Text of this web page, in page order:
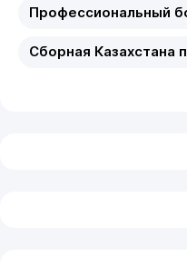
Профессиональный
Сборная Казахстана